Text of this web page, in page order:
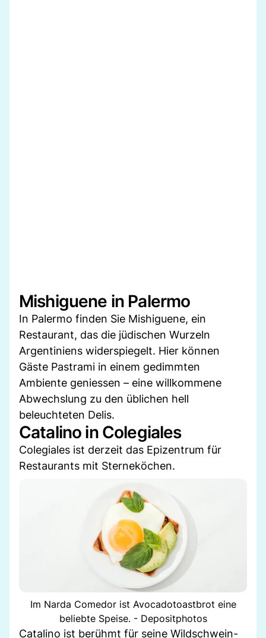
Mishiguene in Palermo
In Palermo finden Sie Mishiguene, ein
Restaurant, das die jüdischen Wurzeln
Argentiniens widerspiegelt. Hier können
Gäste Pastrami in einem gedimmten
Ambiente geniessen – eine willkommene
Abwechslung zu den üblichen hell
beleuchteten Delis.
Catalino in Colegiales
Colegiales ist derzeit das Epizentrum für
Restaurants mit Sterneköchen.
Im Narda Comedor ist Avocadotoastbrot eine
beliebte Speise. - Depositphotos
Catalino ist berühmt für seine Wildschwein-